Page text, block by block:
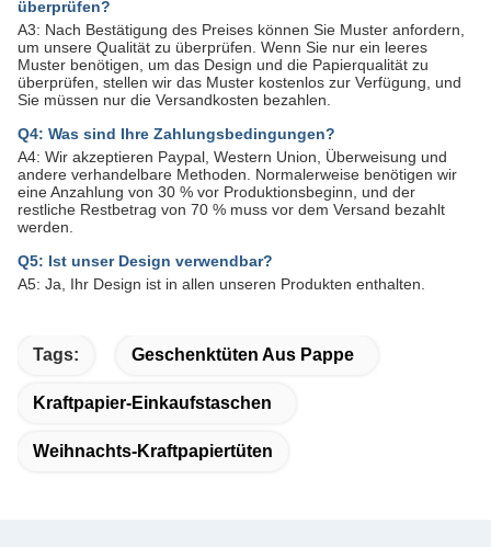
überprüfen?
A3: Nach Bestätigung des Preises können Sie Muster anfordern,
um unsere Qualität zu überprüfen. Wenn Sie nur ein leeres
Muster benötigen, um das Design und die Papierqualität zu
überprüfen, stellen wir das Muster kostenlos zur Verfügung, und
Sie müssen nur die Versandkosten bezahlen.
Q4: Was sind Ihre Zahlungsbedingungen?
A4: Wir akzeptieren Paypal, Western Union, Überweisung und
andere verhandelbare Methoden. Normalerweise benötigen wir
eine Anzahlung von 30 % vor Produktionsbeginn, und der
restliche Restbetrag von 70 % muss vor dem Versand bezahlt
werden.
Q5: Ist unser Design verwendbar?
A5: Ja, Ihr Design ist in allen unseren Produkten enthalten.
Tags: Geschenktüten Aus Pappe
Kraftpapier-Einkaufstaschen
Weihnachts-Kraftpapiertüten